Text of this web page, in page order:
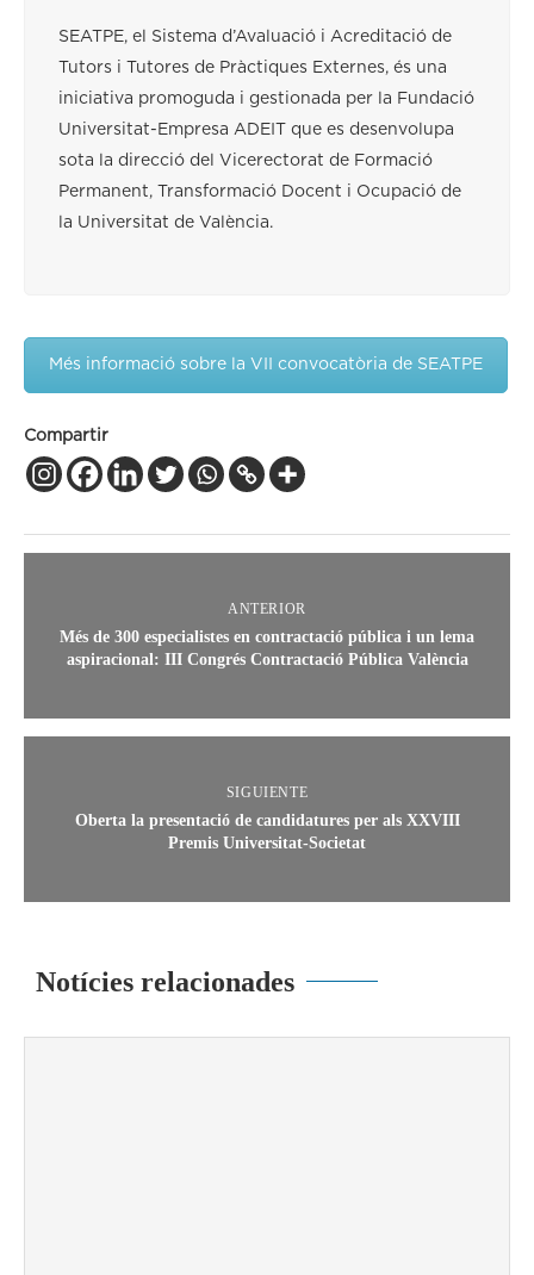
SEATPE, el Sistema d’Avaluació i Acreditació de
Tutors i Tutores de Pràctiques Externes, és una
iniciativa promoguda i gestionada per la Fundació
Universitat-Empresa ADEIT que es desenvolupa
sota la direcció del Vicerectorat de Formació
Permanent, Transformació Docent i Ocupació de
la Universitat de València.
Més informació sobre la VII convocatòria de SEATPE
Compartir
ANTERIOR
Més de 300 especialistes en contractació pública i un lema
aspiracional: III Congrés Contractació Pública València
SIGUIENTE
Oberta la presentació de candidatures per als XXVIII
Premis Universitat-Societat
Notícies relacionades